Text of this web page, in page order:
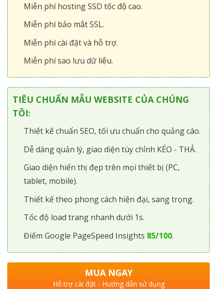
Miễn phí hosting SSD tốc độ cao.
Miễn phí bảo mật SSL.
Miễn phí cài đặt và hỗ trợ.
Miễn phí sao lưu dữ liệu.
TIÊU CHUẨN MẪU WEBSITE CỦA CHÚNG
TÔI:
Thiết kế chuẩn SEO, tối ưu chuẩn cho quảng cáo.
Dễ dàng quản lý, giao diện tùy chỉnh KÉO - THẢ.
Giao diện hiển thị đẹp trên mọi thiết bị (PC,
tablet, mobile).
Thiết kế theo phong cách hiện đại, sang trọng.
Tốc độ load trang nhanh dưới 1s.
Điểm Google PageSpeed Insights 85/100.
MUA NGAY
Hỗ trợ cài đặt - Hướng dẫn sử dụng